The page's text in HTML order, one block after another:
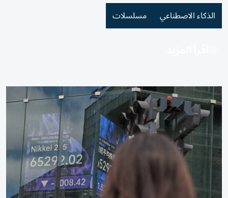
الذكاء الاصطناعي مسلسلات